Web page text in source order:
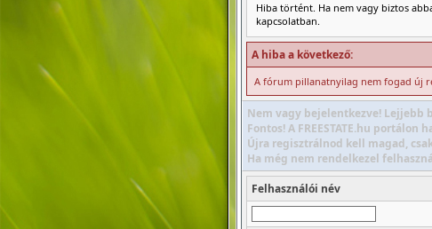
Hiba történt. Ha nem vagy biztos
kapcsolatban.
A hiba a következő:
A fórum pillanatnyilag nem fogad új
Nem vagy bejelentkezve! Lejjebb
Fontos! A FREESTATE.hu
Újra regisztrálnod kell magad,
Ha még nem rendelkezel
Felhasználói név